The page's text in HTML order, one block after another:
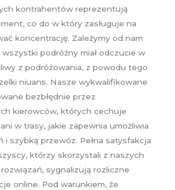
kontrahentów reprezentują
co do w który zasługuje na
koncentrację. Zależymy od nam
podróżny miał odczucie w
z podróżowania, z powodu tego
niuans. Nasze wykwalifikowane
bezbłędnie przez
kierowców, których cechuje
w trasy, jakie zapewnia umożliwia
i szybką przewóz. Pełna satysfakcja
którzy skorzystali z naszych
sygnalizują rozliczne
online. Pod warunkiem, że